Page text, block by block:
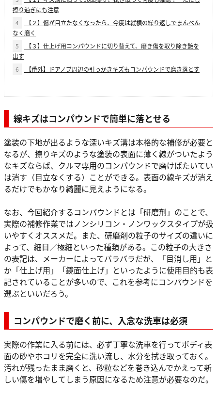
擦り過ぎにも注意
4
【２】傷が目立たなくなったら、今度は縦横の繰り返しでまんべん
なく磨く
5
【３】仕上げ用コンパウンドに切り替えて、磨き傷を取り除き艶を
出す
6
【番外】ドアノブ周辺の引っかきキズもコンパウンドで磨き落とす
線キズはコンパウンドで簡単に落とせる
塗装の下地が出るような深いキズ溝は本格的な補修が必要と
なるが、擦りキズのような塗装の表面に薄く線がついたよう
なキズならば、クルマ専用のコンパウンドで磨けばたいてい
は消す（目立なくする）ことができる。表面の線キズが消え
るだけでもかなり綺麗に見えようになる。
なお、今回紹介するコンパウンドとは「研磨剤」のことで、
実際の補修作業ではノンシリコン・ノンワックスタイプが扱
いやすくオススメだ。また、研磨剤の粒子のサイズの違いに
よって、細目／極細といった種類がある。この粒子の大きさ
の表記は、メーカーによってバラバラだが、「目消し用」と
か「仕上げ用」「鏡面仕上げ」といったように使用目的も表
記されていることが多いので、これを参考にコンパウンドを
選ぶといいだろう。
コンパウンドで磨く前に、入念な洗車は必須
実際の作業に入る前には、必ず丁寧な洗車を行ってボディ表
面の砂やホコリを完全に洗い流し、水分を拭き取っておく。
汚れが残ったまま磨くと、砂粒などを巻き込んでかえって新
しい傷を増やしてしまう原因になるため注意が必要なのだ。